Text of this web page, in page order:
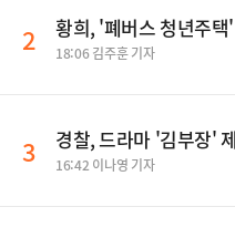
2 황희, '폐버스 청년주
18:06 김주훈 기자
3 경찰, 드라마 '김부장'
16:42 이나영 기자